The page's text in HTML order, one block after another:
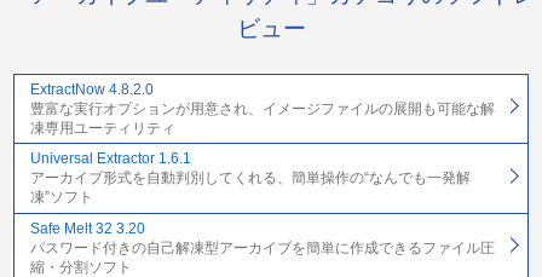
ビュー
ExtractNow 4.8.2.0
豊富な実行オプションが用意され、イメージファイルの展開も可能な解
凍専用ユーティリティ
Universal Extractor 1.6.1
アーカイブ形式を自動判別してくれる、簡単操作の“なんでも一発解
凍”ソフト
Safe Melt 32 3.20
パスワード付きの自己解凍型アーカイブを簡単に作成できるファイル圧
縮・分割ソフト